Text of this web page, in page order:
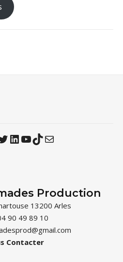
LinkedIn
YouTube
TikTok
Mail
Production
13200 Arles
90 49 89 10
Contacter